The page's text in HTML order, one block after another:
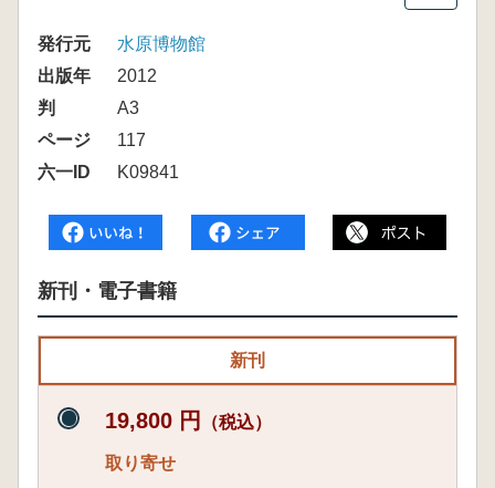
発行元
水原博物館
出版年
2012
判
A3
ページ
117
六一ID
K09841
新刊・電子書籍
新刊
19,800 円 （税込）
取り寄せ